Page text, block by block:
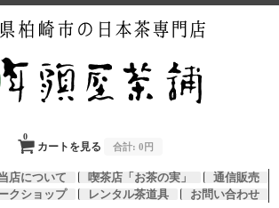
カートを見る
0
合計: 0円
店について 喫茶店「お茶の実」
通信販売
クショップ レンタル茶道具 お問い合わせ